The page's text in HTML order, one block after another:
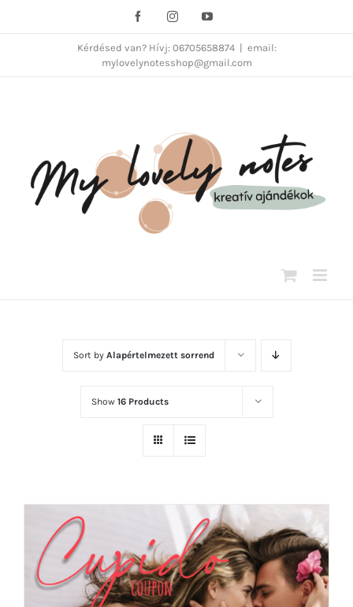
FacebookInstagramYouTube
Kérdésed van? Hívj: 06705658874
email:
mylovelynotesshop@gmail.com
Sort by Alapértelmezett sorrend
Show 16 Products